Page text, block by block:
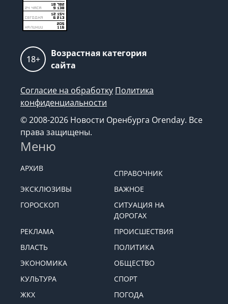
18+
Возрастная категория
сайта
Согласие на обработку Политика
конфиденциальности
© 2008-2026 Новости Оренбурга Orenday. Все
права защищены.
Меню
АРХИВ
СПРАВОЧНИК
ЭКСКЛЮЗИВЫ
ВАЖНОЕ
ГОРОСКОП
СИТУАЦИЯ НА
ДОРОГАХ
РЕКЛАМА
ПРОИСШЕСТВИЯ
ВЛАСТЬ
ПОЛИТИКА
ЭКОНОМИКА
ОБЩЕСТВО
КУЛЬТУРА
СПОРТ
ЖКХ
ПОГОДА